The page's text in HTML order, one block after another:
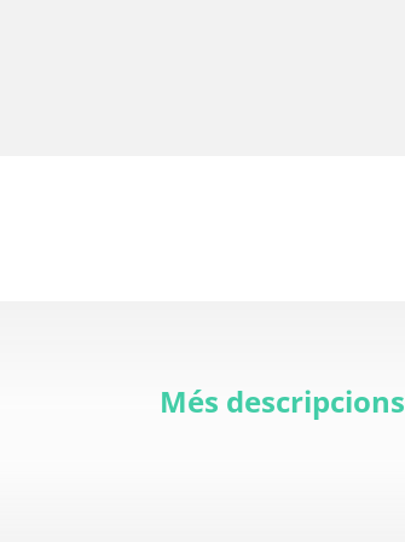
Més descripcions